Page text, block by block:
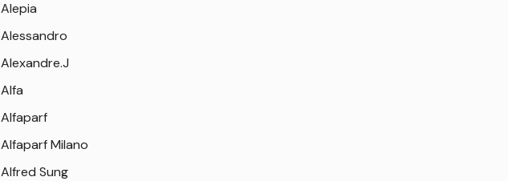
Alepia
Alessandro
Alexandre.J
Alfa
Alfaparf
Alfaparf Milano
Alfred Sung